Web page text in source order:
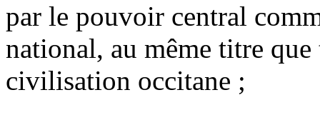
par le pouvoir central
national, au même titre
civilisation occitane ;